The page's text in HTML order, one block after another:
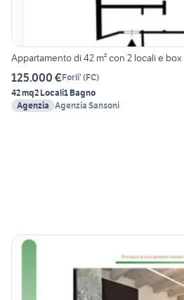
Appartamento di 42 m² con 2 locali e box
125.000 €Forli' (FC)
42 mq2 Locali1 Bagno
Agenzia Agenzia Sansoni